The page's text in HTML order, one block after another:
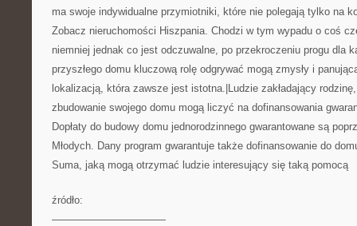
ma swoje indywidualne przymiotniki, które nie polegają tylko na
Zobacz nieruchomości Hiszpania. Chodzi w tym wypadu o coś
niemniej jednak co jest odczuwalne, po przekroczeniu progu dla
przyszłego domu kluczową rolę odgrywać mogą zmysły i
lokalizacją, która zawsze jest istotna.|Ludzie zakładający
zbudowanie swojego domu mogą liczyć na dofinansowania
Dopłaty do budowy domu jednorodzinnego gwarantowane są
Młodych. Dany program gwarantuje także dofinansowanie do
Suma, jaką mogą otrzymać ludzie interesujący się taką pomocą
źródło:
———————————